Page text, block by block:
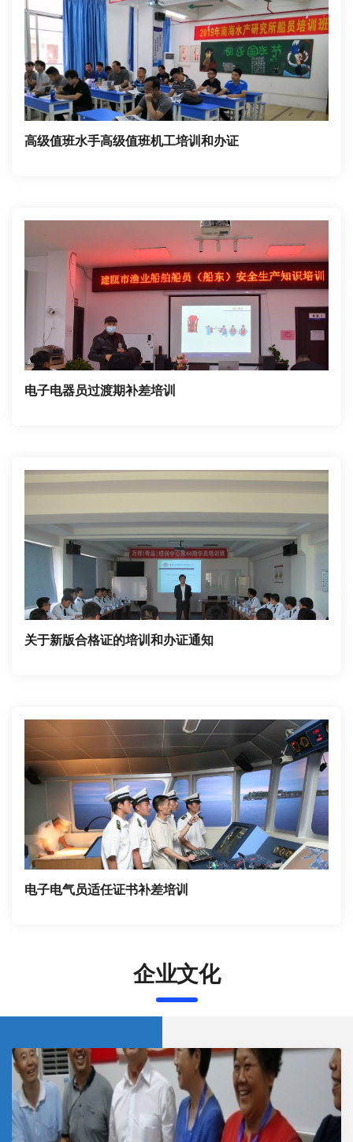
一切从这里开始！踏上神圣威武的驾驶甲板，走进端庄
大气的驾驶室，我在这里展开了与大海作伴、与神华中
海航运共命运的人生梦想！
现代、稳重的船员舱室，每一个角落里都有我抹不掉的
回忆！
年多时光里，见证了神华中海航运的巨大变化：从严细
强化制度和纪律执行，到对标绩效考核管理；从船舶精
细化、标准化管理，到安全创造价值、服务铸就品牌，
引领着神华中海航运船队不断成长壮大，大步迈向国内
沿海一流航运企业的目标！
劈波斩浪，青春作伴！多少次披星戴月，多少次辛勤付
出，换来了丰硕的果实！船东、船管和船员公司及北外
滩街道领导的关怀，温暖了神华516轮的每一位船员；
过去的一年，一项项荣誉、一块块奖牌，更激励、鞭策
着我们奋进前行！
向着新的目标再进发！踏上新的起点，新的征程，勇攀
一流新高峰！
高级值班水手高级值班机工培训和办证
电子电器员过渡期补差培训
关于新版合格证的培训和办证通知
电子电气员适任证书补差培训
企业文化